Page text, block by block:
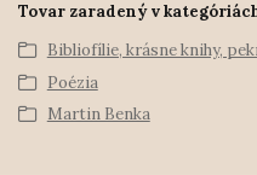
Tovar zaradený v
Bibliofílie, krásne knihy,
Poézia
Martin Benka